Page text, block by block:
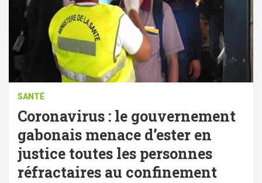
SANTÉ
Coronavirus : le gouvernement
gabonais menace d’ester en
justice toutes les personnes
réfractaires au confinement